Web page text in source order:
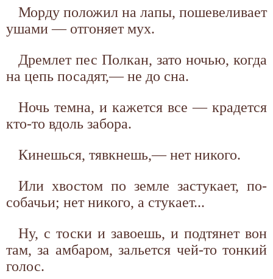
Морду положил на лапы, пошевеливает
ушами — отгоняет мух.
Дремлет пес Полкан, зато ночью, когда
на цепь посадят,— не до сна.
Ночь темна, и кажется все — крадется
кто-то вдоль забора.
Кинешься, тявкнешь,— нет никого.
Или хвостом по земле застукает, по-
собачьи; нет никого, а стукает...
Ну, с тоски и завоешь, и подтянет вон
там, за амбаром, зальется чей-то тонкий
голос.